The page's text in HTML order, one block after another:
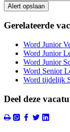
Alert opslaan
Gerelateerde
Word Junior
Word Junior
Word Junior
Word Senior
Word tijdelijk
Deel deze